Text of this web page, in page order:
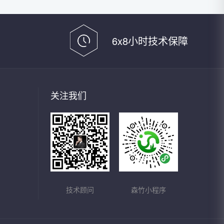
6x8小时技术保障
关注我们
技术顾问 森竹小程序